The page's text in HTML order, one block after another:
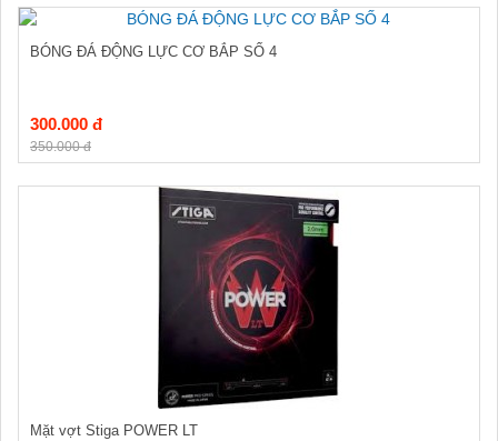
BÓNG ĐÁ ĐỘNG LỰC CƠ BẮP SỐ 4
300.000 đ
350.000 đ
Mặt vợt Stiga POWER LT